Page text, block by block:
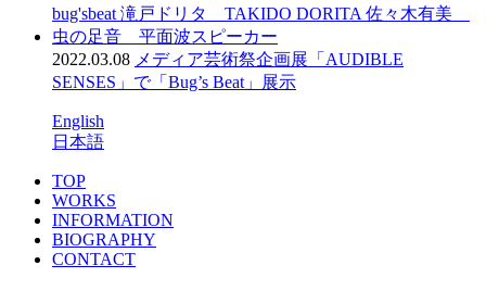
2022.03.08 メディア芸術祭企画展「AUDIBLE
SENSES」で「Bug’s Beat」展示
English
日本語
TOP
WORKS
INFORMATION
BIOGRAPHY
CONTACT